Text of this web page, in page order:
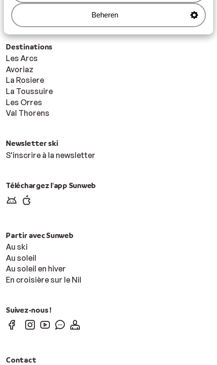
Beheren
Les Trois Vallées
Paradiski
Destinations
Les Arcs
Avoriaz
La Rosiere
La Toussuire
Les Orres
Val Thorens
Newsletter ski
S'inscrire à la newsletter
Téléchargez l'app Sunweb
Partir avec Sunweb
Au ski
Au soleil
Au soleil en hiver
En croisière sur le Nil
Suivez-nous !
Contact